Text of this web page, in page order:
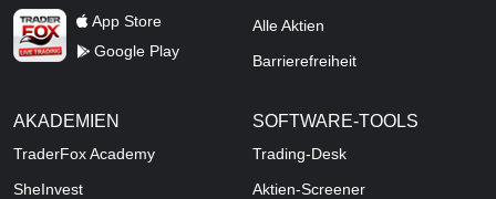
TraderFox Live Trading
App Store
Google Play
Alle Aktien
Barrierefreiheit
AKADEMIEN
TraderFox Academy
SheInvest
SOFTWARE-TOOLS
Trading-Desk
Aktien-Screener